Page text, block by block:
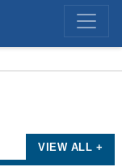
VIEW ALL +